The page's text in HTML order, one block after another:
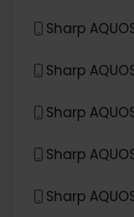
Sharp
Sharp
Sharp
Sharp
Sharp